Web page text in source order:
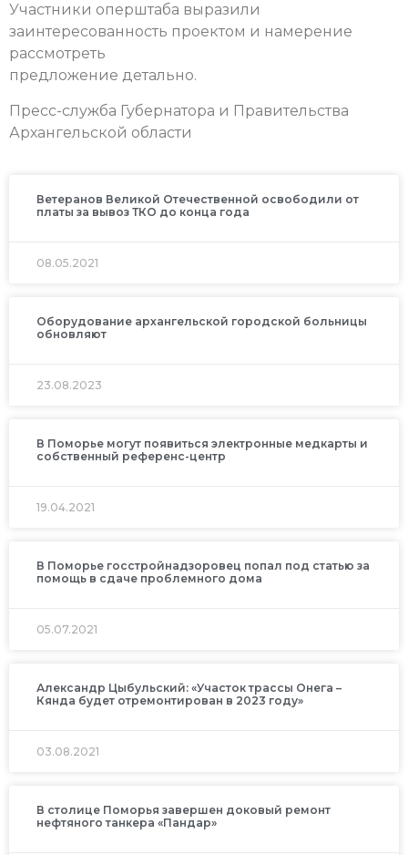
Участники оперштаба выразили
заинтересованность проектом и намерение
рассмотреть
предложение детально.
Пресс-служба Губернатора и Правительства
Архангельской области
Ветеранов Великой Отечественной освободили от
платы за вывоз ТКО до конца года
08.05.2021
Оборудование архангельской городской больницы
обновляют
23.08.2023
В Поморье могут появиться электронные медкарты и
собственный референс-центр
19.04.2021
В Поморье госстройнадзоровец попал под статью за
помощь в сдаче проблемного дома
05.07.2021
Александр Цыбульский: «Участок трассы Онега –
Кянда будет отремонтирован в 2023 году»
03.08.2021
В столице Поморья завершен доковый ремонт
нефтяного танкера «Пандар»